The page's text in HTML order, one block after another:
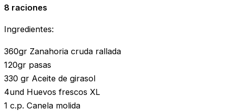
8 raciones
Ingredientes:
360gr Zanahoria cruda rallada
120gr pasas
330 gr Aceite de girasol
4und Huevos frescos XL
1 c.p. Canela molida